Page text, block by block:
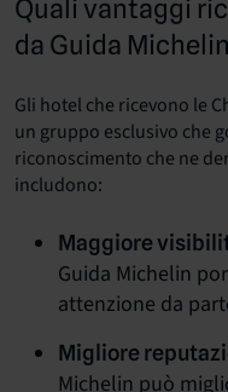
Quali vantaggi
da Guida
Gli hotel che ricevono le
un gruppo esclusivo che
riconoscimento che ne
includono:
Maggiore
Guida Michelin
attenzione da
Migliore
Michelin può